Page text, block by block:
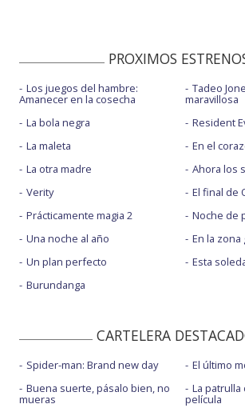
PROXIMOS
Los juegos del hambre:
Amanecer en la cosecha
La bola negra
La maleta
La otra madre
Verity
Prácticamente magia 2
Una noche al año
Un plan perfecto
Burundanga
Tadeo
maravillosa
Resident
En el
Ahora los
El final de
Noche de
En la zona
Esta
CARTELERA
Spider-man: Brand new day
Buena suerte, pásalo bien, no
mueras
El último
La patrulla
película